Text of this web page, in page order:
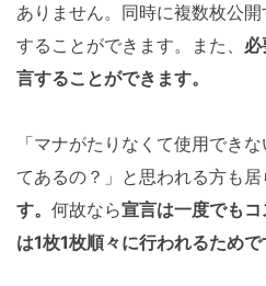
ありません。同時に複数枚公
することができます。また、
言することができます。
「マナがたりなくて使用でき
てあるの？」と思われる方も居
す。 何故なら宣言は一度でも
は1枚1枚順々に行われるためで